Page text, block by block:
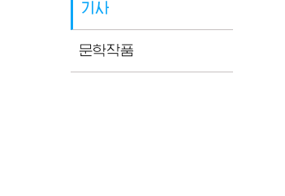
기사
문학작품